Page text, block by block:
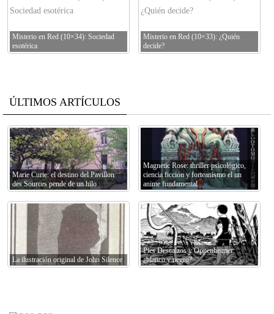
Misterio en Red (10×34): Sociedad
esotérica
Misterio en Red (10×33): ¿Quién
decide?
ÚLTIMOS ARTÍCULOS
Marie Curie: el destino del Pavillon
des Sources pende de un hilo
Magnetic Rose: thriller psicológico,
ciencia ficción y forteanismo el un
anime fundamental
La ilustración original de John Silence
Pies Descalzos y Oppenheimer:
¿blanco y negro?